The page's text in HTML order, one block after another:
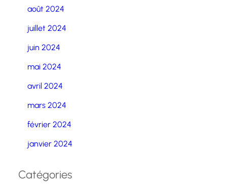
août 2024
juillet 2024
juin 2024
mai 2024
avril 2024
mars 2024
février 2024
janvier 2024
Catégories